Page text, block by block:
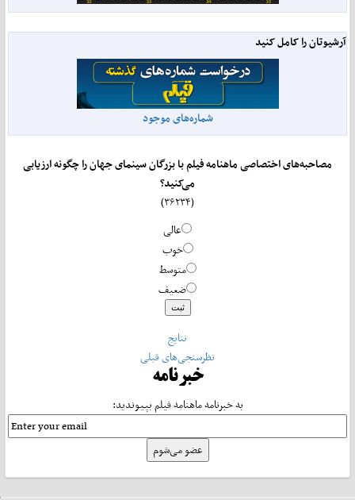
آرشیوتان را کامل کنید
شماره‌های موجود
مصاحبه‌های اختصاصی ماهنامه فیلم با بزرگان سینمای جهان را چگونه ارزیابی
می‌کنید؟
عالی
خوب
متوسط
ضعیف
نتایج
نظرسنجی‌های قبلی
خبرنامه
به خبرنامه ماهنامه فیلم بپیوندید: